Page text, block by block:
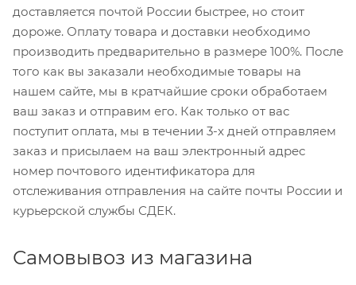
доставляется почтой России быстрее, но стоит
дороже. Оплату товара и доставки необходимо
производить предварительно в размере 100%. После
того как вы заказали необходимые товары на
нашем сайте, мы в кратчайшие сроки обработаем
ваш заказ и отправим его. Как только от вас
поступит оплата, мы в течении 3-х дней отправляем
заказ и присылаем на ваш электронный адрес
номер почтового идентификатора для
отслеживания отправления на сайте почты России и
курьерской службы СДЕК.
Самовывоз из магазина